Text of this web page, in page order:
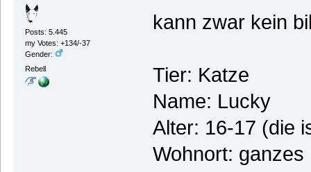
Posts: 5.445
my Votes: +134/-37
Gender:
Rebell
kann zwar kein
Tier: Katze
Name: Lucky
Alter: 16-17 (die
Wohnort: ganzes